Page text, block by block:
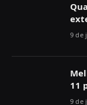
9 de
11
9 de